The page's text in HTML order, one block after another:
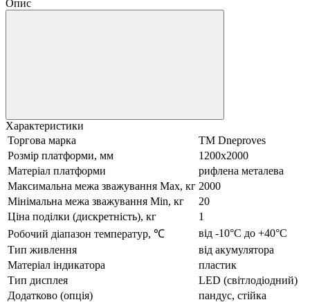
Опис
Характеристики
Торгова марка
ТМ Dneproves
Розмір платформи, мм
1200х2000
Матеріал платформи
рифлена металева
Максимальна межа зважування Мах, кг 2000
Мінімальна межа зважування Min, кг
20
Ціна поділки (дискретність), кг
1
Робочий діапазон температур, ℃
від -10°С до +40°С
Тип живлення
від акумулятора
Матеріал індикатора
пластик
Тип дисплея
LED (світлодіодний)
Додатково (опція)
пандус, стійка